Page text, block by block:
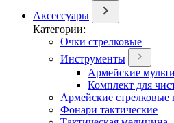
Аксессуары
Категории:
Очки стрелковые
Инструменты
Армейские
Комплект для
Армейские
Фонари тактические